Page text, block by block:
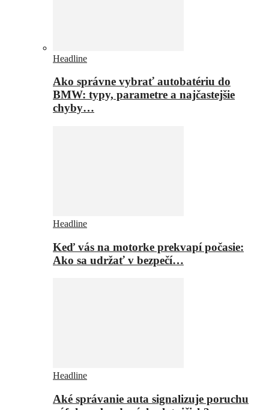
Headline
Ako správne vybrať autobatériu do
BMW: typy, parametre a najčastejšie
chyby…
Headline
Keď vás na motorke prekvapí počasie:
Ako sa udržať v bezpečí…
Headline
Aké správanie auta signalizuje poruchu